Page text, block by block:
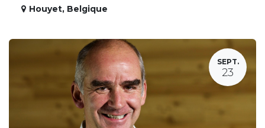
Houyet, Belgique
SEPT.
23